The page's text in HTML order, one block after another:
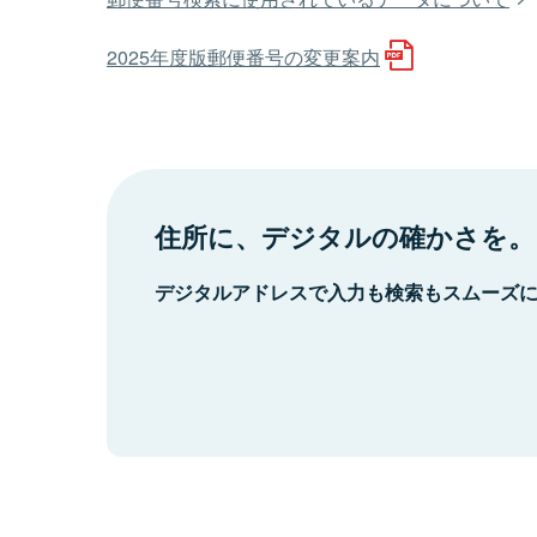
2025年度版郵便番号の変更案内
住所に、デジタルの確かさを。
デジタルアドレスで入力も検索もスムーズ